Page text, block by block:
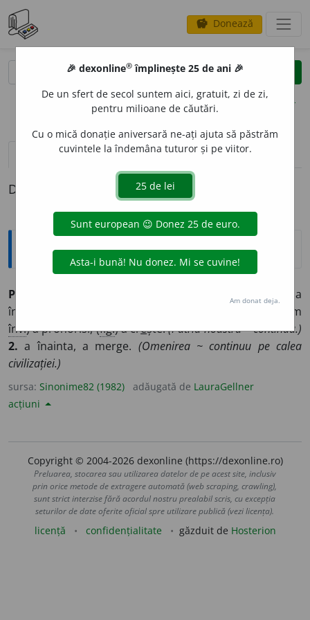
savings Donează
clear
opțiuni
definiții (1) pronunțievolume_up (9)
Definiția cu ID-ul 1024455:
Sinonime
PROGRES
a avansa, a se dezvolta, a evolua, a
înainta, a propăși, (
) a (se) pricopsi, a spori, (grecism
înv.) a prohorisi, (fig.) a crește.(Patria noastră ~ continuu.)
2. a înainta, a merge. (Omenirea ~ continuu pe calea
civilizației.)
sursa: Sinonime82 (1982) adăugată de LauraGellner
acțiuni
Copyright © 2004-2026 dexonline (https://dexonline.ro)
Preluarea, stocarea sau utilizarea datelor de pe acest site, inclusiv
prin orice metode de extragere automată (web scraping, crawling),
sunt strict interzise fără acordul nostru prealabil scris, cu excepția
seturilor de date oferite oficial spre utilizare publică (vezi licența).
licență confidențialitate găzduit de Hosterion
🎉 dexonline® împlinește 25 de ani 🎉
De un sfert de secol suntem aici, gratuit, zi de zi,
pentru milioane de căutări.
Cu o mică donație aniversară ne-ați ajuta să păstrăm
cuvintele la îndemâna tuturor și pe viitor.
Am donat deja.